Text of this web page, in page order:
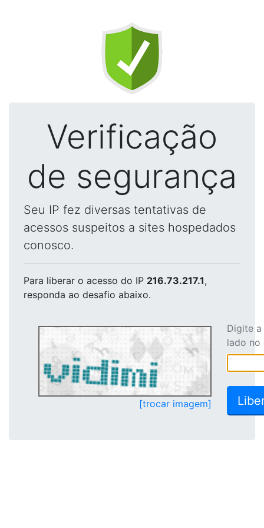
Verificação
de segurança
Seu IP fez diversas tentativas de
acessos suspeitos a sites hospedados
conosco.
Para liberar o acesso do IP 216.73.217.1,
responda ao desafio abaixo.
[trocar imagem]
Digite
lado no